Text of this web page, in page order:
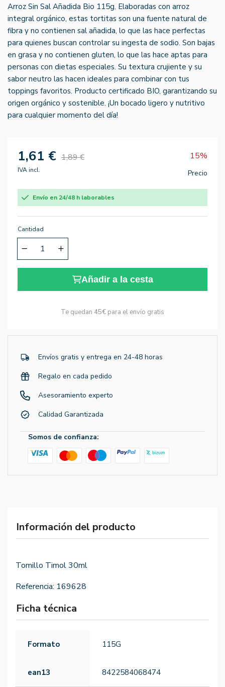
Arroz Sin Sal Añadida Bio 115g. Elaboradas con arroz
integral orgánico, estas tortitas son una fuente natural de
fibra y no contienen sal añadida, lo que las hace perfectas
para quienes buscan controlar su ingesta de sodio. Son bajas
en grasa y no contienen gluten, lo que las hace aptas para
personas con dietas especiales. Su textura crujiente y su
sabor neutro las hacen ideales para combinar con tus
toppings favoritos. Producto certificado BIO, garantizando su
origen orgánico y sostenible. ¡Un bocado ligero y nutritivo
para cualquier momento del día!
1,61 € 1,89 € 15%
IVA incl. Precio
Envío en 24/48 h laborables
Cantidad
Añadir a la cesta
Te quedan 45€ para el envío gratis
Envíos gratis y entrega en 24-48 horas
Regalo en cada pedido
Asesoramiento experto
Calidad Garantizada
Somos de confianza:
Información del producto
Tomillo Timol 30ml
Referencia: 169628
Ficha técnica
Formato 115G
ean13 8422584068474